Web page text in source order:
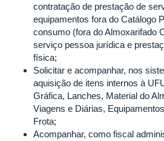
contratação de prestação de
equipamentos fora do Catálogo
consumo (fora do Almoxarifado
serviço pessoa jurídica e
física;
Solicitar e acompanhar, nos
aquisição de itens internos à
Gráfica, Lanches, Material do
Viagens e Diárias,
Frota;
Acompanhar, como fiscal